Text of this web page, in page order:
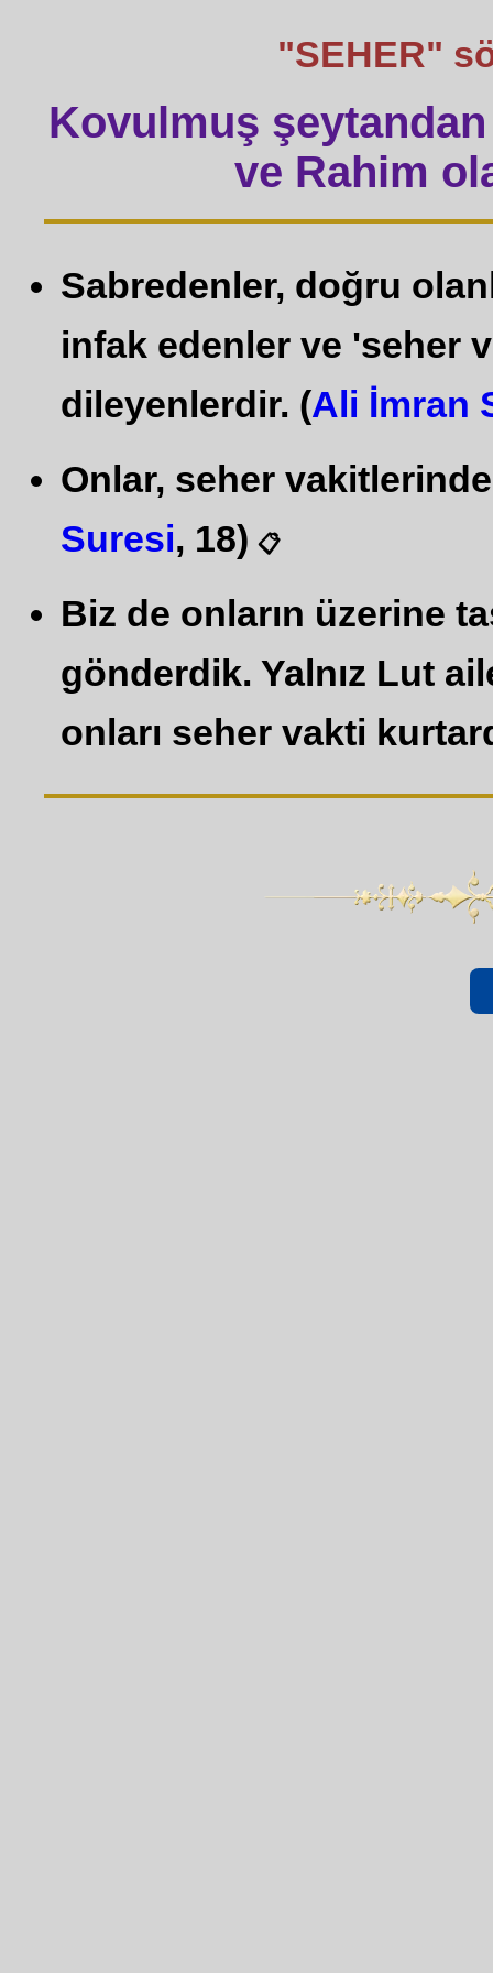
"SEHER"
Kovulmuş şeytandan
ve Rahim
Sabredenler, doğru
infak edenler ve 'seher
dileyenlerdir. (Ali İmran
Onlar, seher
Suresi, 18) 📋
Biz de onların üzerine
gönderdik. Yalnız Lut
onları seher vakti